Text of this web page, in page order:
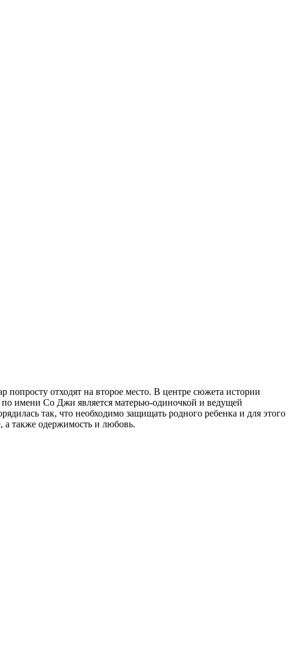
отходят на второе место. В центре сюжета истории
имени Со Джи является матерью-одиночкой и ведущей
так, что необходимо защищать родного ребенка и для этого
также одержимость и любовь.